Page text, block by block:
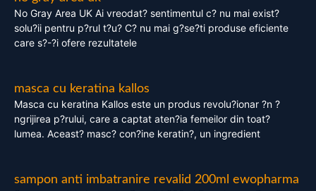
No Gray Area UK Ai vreodat? sentimentul c? nu mai exist?
solu?ii pentru p?rul t?u? C? nu mai g?se?ti produse eficiente
care s?-?i ofere rezultatele
masca cu keratina kallos
Masca cu keratina Kallos este un produs revolu?ionar ?n ?
ngrijirea p?rului, care a captat aten?ia femeilor din toat?
lumea. Aceast? masc? con?ine keratin?, un ingredient
sampon anti imbatranire revalid 200ml ewopharma